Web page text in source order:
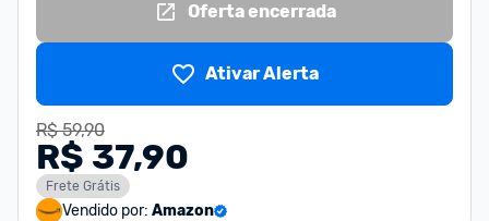
Oferta encerrada
Ativar Alerta
R$ 59,90
R$ 37,90
Frete Grátis
Vendido por: Amazon